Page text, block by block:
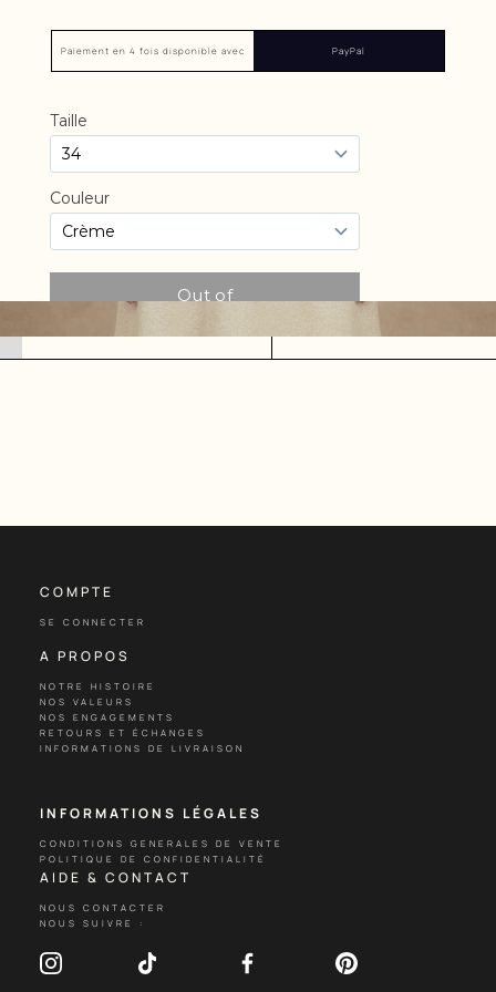
Paiement en 4 fois disponible avec PayPal
COMPTE
SE CONNECTER
A PROPOS
NOTRE HISTOIRE
NOS VALEURS
NOS ENGAGEMENTS
RETOURS ET ÉCHANGES
INFORMATIONS DE LIVRAISON
INFORMATIONS LÉGALES
CONDITIONS GENERALES DE VENTE
POLITIQUE DE CONFIDENTIALITÉ
AIDE & CONTACT
NOUS CONTACTER
NOUS SUIVRE :